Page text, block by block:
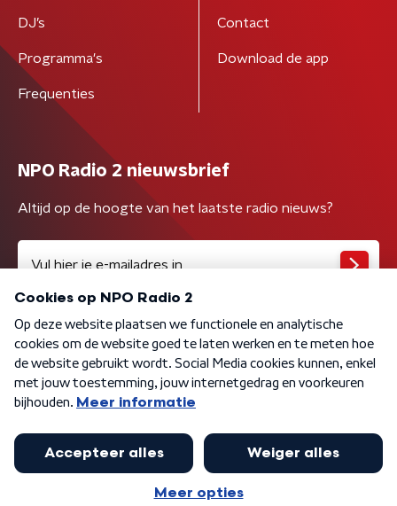
DJ’s
Programma's
Frequenties
Contact
Download de app
NPO Radio 2 nieuwsbrief
Altijd op de hoogte van het laatste radio nieuws?
Algemene voorwaarden